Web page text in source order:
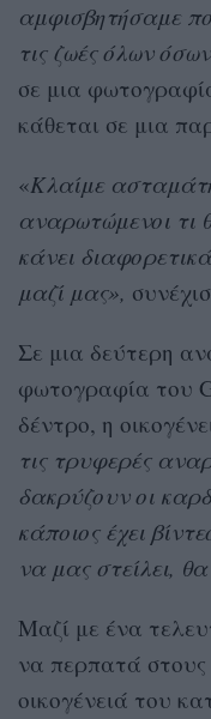
αμφισβητήσαμε
τις ζωές όλων
σε μια
κάθεται σε μια
«Κλαίμε
αναρωτώμενοι τι
κάνει
μαζί μας»,
Σε μια δεύτερη
φωτογραφία του
δέντρο, η
τις τρυφερές
δακρύζουν οι
κάποιος έχει
να μας στείλει,
Μαζί με ένα
να περπατά
οικογένειά του